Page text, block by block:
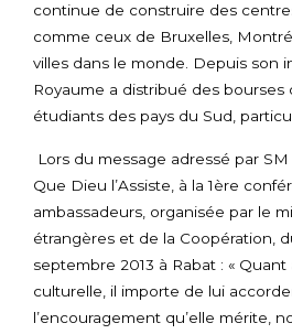
continue de construire des
comme ceux de Bruxelles,
villes dans le monde. Depuis son
Royaume a distribué des bourses
étudiants des pays du Sud,
Lors du message adressé par
Que Dieu l’Assiste, à la 1ère
ambassadeurs, organisée par le
étrangères et de la Coopération,
septembre 2013 à Rabat : «
culturelle, il importe de lui
l’encouragement qu’elle mérite,